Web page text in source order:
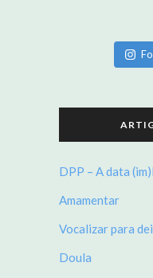
DPP – A data
Amamentar
Vocalizar para
Doula